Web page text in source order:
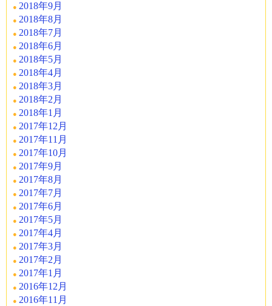
2018年9月
2018年8月
2018年7月
2018年6月
2018年5月
2018年4月
2018年3月
2018年2月
2018年1月
2017年12月
2017年11月
2017年10月
2017年9月
2017年8月
2017年7月
2017年6月
2017年5月
2017年4月
2017年3月
2017年2月
2017年1月
2016年12月
2016年11月